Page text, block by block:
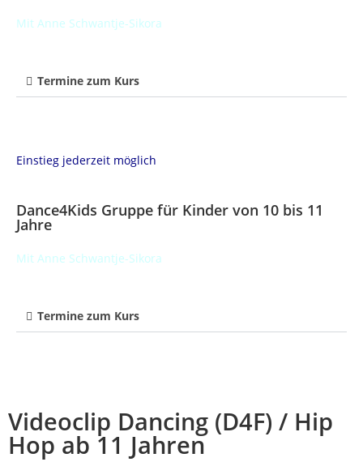
Mit Anne Schwantje-Sikora
Termine zum Kurs
Einstieg jederzeit möglich
Dance4Kids Gruppe für Kinder von 10 bis 11
Jahre
Mit Anne Schwantje-Sikora
Termine zum Kurs
Videoclip Dancing (D4F) / Hip
Hop ab 11 Jahren